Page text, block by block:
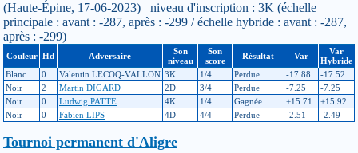
(Haute-Épine, 17-06-2023) niveau d'inscription : 3K (échelle
principale : avant : -287, après : -299 / échelle hybride : avant : -287,
après : -299)
Couleur Hd Adversaire
Son
niveau
Son
score
Résultat Var
Var
Hybride
Blanc
0 Valentin LECOQ-VALLON 3K 1/4 Perdue -17.88
-17.52
Noir
2 Martin DIGARD 2D 3/4 Perdue -7.25
-7.25
Noir
0 Ludwig PATTE 4K 1/4 Gagnée +15.71
+15.92
Noir
0 Fabien LIPS 4D 4/4 Perdue -2.51 -2.49
Tournoi permanent d'Aligre